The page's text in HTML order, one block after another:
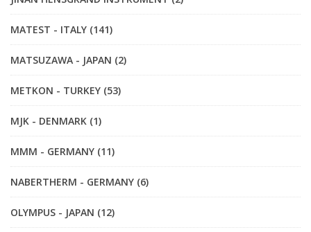
MATEST - ITALY (141)
MATSUZAWA - JAPAN (2)
METKON - TURKEY (53)
MJK - DENMARK (1)
MMM - GERMANY (11)
NABERTHERM - GERMANY (6)
OLYMPUS - JAPAN (12)